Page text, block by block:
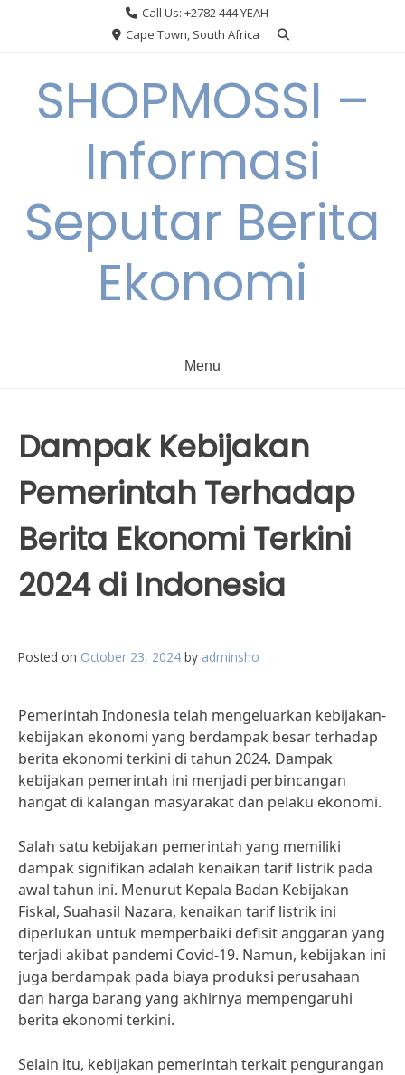
Call Us: +2782 444 YEAH
Cape Town, South Africa
SHOPMOSSI –
Informasi
Seputar Berita
Ekonomi
Menu
Dampak Kebijakan
Pemerintah Terhadap
Berita Ekonomi Terkini
2024 di Indonesia
Posted on October 23, 2024 by adminsho
Pemerintah Indonesia telah mengeluarkan kebijakan-
kebijakan ekonomi yang berdampak besar terhadap
berita ekonomi terkini di tahun 2024. Dampak
kebijakan pemerintah ini menjadi perbincangan
hangat di kalangan masyarakat dan pelaku ekonomi.
Salah satu kebijakan pemerintah yang memiliki
dampak signifikan adalah kenaikan tarif listrik pada
awal tahun ini. Menurut Kepala Badan Kebijakan
Fiskal, Suahasil Nazara, kenaikan tarif listrik ini
diperlukan untuk memperbaiki defisit anggaran yang
terjadi akibat pandemi Covid-19. Namun, kebijakan ini
juga berdampak pada biaya produksi perusahaan
dan harga barang yang akhirnya mempengaruhi
berita ekonomi terkini.
Selain itu, kebijakan pemerintah terkait pengurangan